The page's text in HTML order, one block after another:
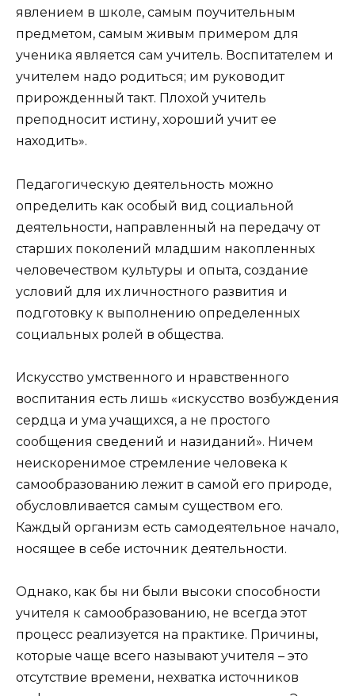
явлением в школе, самым поучительным
предметом, самым живым примером для
ученика является сам учитель. Воспитателем и
учителем надо родиться; им руководит
прирожденный такт. Плохой учитель
преподносит истину, хороший учит ее
находить».
Педагогическую деятельность можно
определить как особый вид социальной
деятельности, направленный на передачу от
старших поколений младшим накопленных
человечеством культуры и опыта, создание
условий для их личностного развития и
подготовку к выполнению определенных
социальных ролей в общества.
Искусство умственного и нравственного
воспитания есть лишь «искусство возбуждения
сердца и ума учащихся, а не простого
сообщения сведений и назиданий». Ничем
неискоренимое стремление человека к
самообразованию лежит в самой его природе,
обусловливается самым существом его.
Каждый организм есть самодеятельное начало,
носящее в себе источник деятельности.
Однако, как бы ни были высоки способности
учителя к самообразованию, не всегда этот
процесс реализуется на практике. Причины,
которые чаще всего называют учителя – это
отсутствие времени, нехватка источников